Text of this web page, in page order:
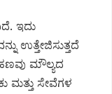
ಇದು
ಉತ್ತೇಜಿಸುತ್ತದೆ
ಹಣವು ಮೌಲ್ಯದ
ಮತ್ತು ಸೇವೆಗಳ